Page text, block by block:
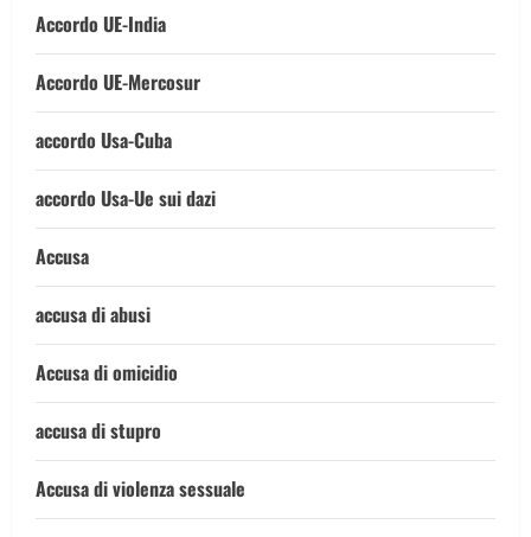
Accordo UE-India
Accordo UE-Mercosur
accordo Usa-Cuba
accordo Usa-Ue sui dazi
Accusa
accusa di abusi
Accusa di omicidio
accusa di stupro
Accusa di violenza sessuale